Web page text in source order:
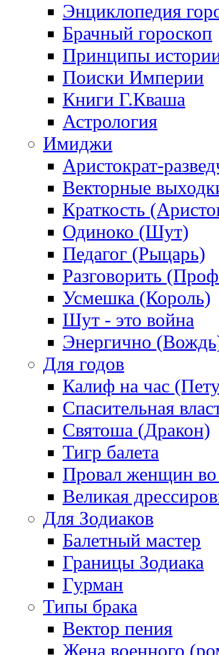
Энциклопедия
Брачный гороскоп
Принципы
Поиски Империи
Книги Г.Кваша
Астрология
Имиджи
Аристократ-
Векторные
Краткость
Одиноко (Шут)
Педагог (Рыцарь)
Разговорить
Усмешка (Король)
Шут - это война
Энергично
Для годов
Калиф на час
Спасительная
Святоша (Дракон)
Тигр балета
Провал женщин во
Великая
Для Зодиаков
Балетный мастер
Границы Зодиака
Гурман
Типы брака
Вектор пения
Жена военного